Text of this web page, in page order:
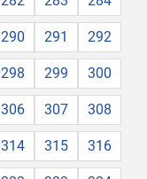
290 291 292
298 299 300
306 307 308
314 315 316